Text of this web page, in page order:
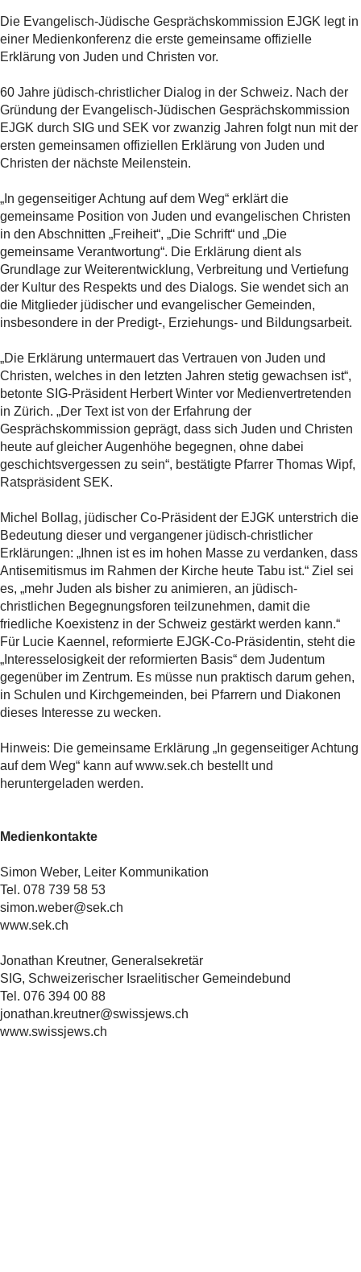
Die Evangelisch-Jüdische Gesprächskommission EJGK legt in
einer Medienkonferenz die erste gemeinsame offizielle
Erklärung von Juden und Christen vor.
60 Jahre jüdisch-christlicher Dialog in der Schweiz. Nach der
Gründung der Evangelisch-Jüdischen Gesprächskommission
EJGK durch SIG und SEK vor zwanzig Jahren folgt nun mit der
ersten gemeinsamen offiziellen Erklärung von Juden und
Christen der nächste Meilenstein.
„In gegenseitiger Achtung auf dem Weg“ erklärt die
gemeinsame Position von Juden und evangelischen Christen
in den Abschnitten „Freiheit“, „Die Schrift“ und „Die
gemeinsame Verantwortung“. Die Erklärung dient als
Grundlage zur Weiterentwicklung, Verbreitung und Vertiefung
der Kultur des Respekts und des Dialogs. Sie wendet sich an
die Mitglieder jüdischer und evangelischer Gemeinden,
insbesondere in der Predigt-, Erziehungs- und Bildungsarbeit.
„Die Erklärung untermauert das Vertrauen von Juden und
Christen, welches in den letzten Jahren stetig gewachsen ist“,
betonte SIG-Präsident Herbert Winter vor Medienvertretenden
in Zürich. „Der Text ist von der Erfahrung der
Gesprächskommission geprägt, dass sich Juden und Christen
heute auf gleicher Augenhöhe begegnen, ohne dabei
geschichtsvergessen zu sein“, bestätigte Pfarrer Thomas Wipf,
Ratspräsident SEK.
Michel Bollag, jüdischer Co-Präsident der EJGK unterstrich die
Bedeutung dieser und vergangener jüdisch-christlicher
Erklärungen: „Ihnen ist es im hohen Masse zu verdanken, dass
Antisemitismus im Rahmen der Kirche heute Tabu ist.“ Ziel sei
es, „mehr Juden als bisher zu animieren, an jüdisch-
christlichen Begegnungsforen teilzunehmen, damit die
friedliche Koexistenz in der Schweiz gestärkt werden kann.“
Für Lucie Kaennel, reformierte EJGK-Co-Präsidentin, steht die
„Interesselosigkeit der reformierten Basis“ dem Judentum
gegenüber im Zentrum. Es müsse nun praktisch darum gehen,
in Schulen und Kirchgemeinden, bei Pfarrern und Diakonen
dieses Interesse zu wecken.
Hinweis: Die gemeinsame Erklärung „In gegenseitiger Achtung
auf dem Weg“ kann auf www.sek.ch bestellt und
heruntergeladen werden.
Medienkontakte
Simon Weber, Leiter Kommunikation
Tel. 078 739 58 53
simon.weber@sek.ch
www.sek.ch
Jonathan Kreutner, Generalsekretär
SIG, Schweizerischer Israelitischer Gemeindebund
Tel. 076 394 00 88
jonathan.kreutner@swissjews.ch
www.swissjews.ch